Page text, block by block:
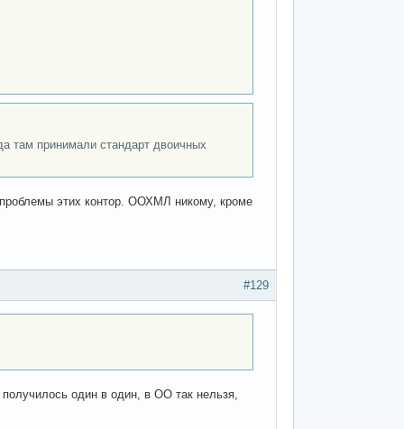
там принимали стандарт двоичных
этих контор. ООХМЛ никому, кроме
#129
один в один, в ОО так нельзя,